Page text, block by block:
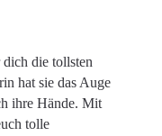
dich die tollsten
hat sie das Auge
ihre Hände. Mit
tolle